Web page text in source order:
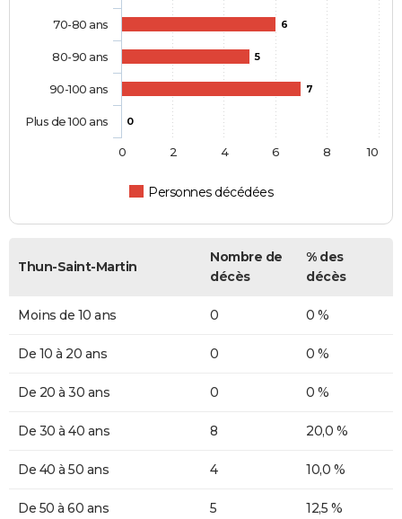
6
5
7
0
Personnes décédées
70-80 ans
80-90 ans
90-100 ans
Plus de 100 ans
0 2 4 6 8 10
Thun-Saint-Martin
Nombre de
décès
% des
décès
Moins de 10 ans 0 0 %
De 10 à 20 ans 0 0 %
De 20 à 30 ans 0 0 %
De 30 à 40 ans 8 20,0 %
De 40 à 50 ans 4 10,0 %
De 50 à 60 ans 5 12,5 %